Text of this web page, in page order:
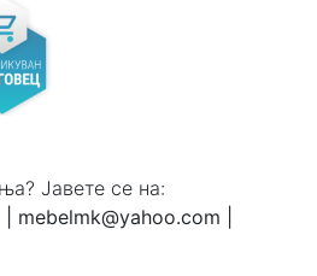
Јавете се на:
mebelmk@yahoo.com